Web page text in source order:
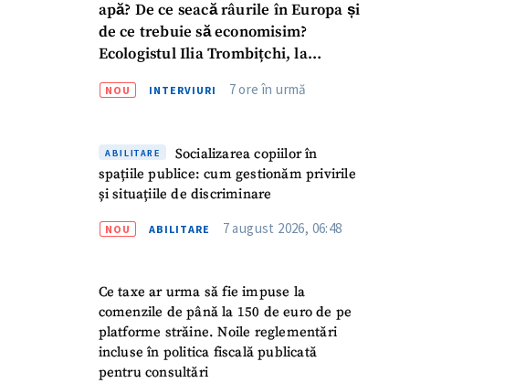
apă? De ce seacă râurile în Europa și
de ce trebuie să economisim?
Ecologistul Ilia Trombițchi, la
NOU INTERVIURI 7 ore în urmă
ABILITARE
Socializarea copiilor în
spațiile publice: cum gestionăm privirile
și situațiile de discriminare
NOU ABILITARE 7 august 2026, 06:48
Ce taxe ar urma să fie impuse la
comenzile de până la 150 de euro de pe
platforme străine. Noile reglementări
incluse în politica fiscală publicată
pentru consultări
+ Numele meu
+ Emailul meu
Am citit și sunt de acord cupolitica de
TRIMITE ȘTIREA